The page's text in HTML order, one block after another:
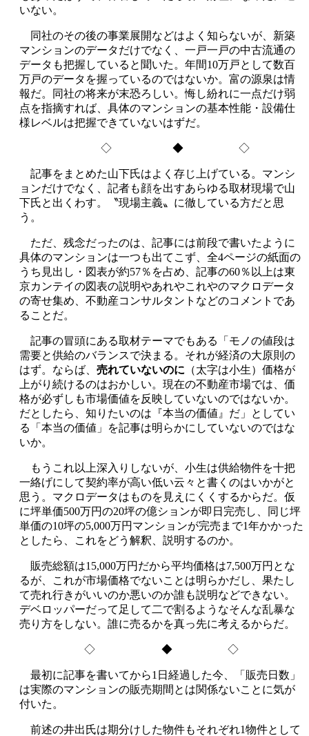
いない。
同社のその後の事業展開などはよく知らないが、新築
マンションのデータだけでなく、一戸一戸の中古流通の
データも把握していると聞いた。年間10万戸として数百
万戸のデータを握っているのではないか。富の源泉は情
報だ。同社の将来が末恐ろしい。悔し紛れに一点だけ弱
点を指摘すれば、具体のマンションの基本性能・設備仕
様レベルは把握できていないはずだ。
◇ ◆ ◇
記事をまとめた山下氏はよく存じ上げている。マンシ
ョンだけでなく、記者も顔を出すあらゆる取材現場で山
下氏と出くわす。〝現場主義〟に徹している方だと思
う。
ただ、残念だったのは、記事には前段で書いたように
具体のマンションは一つも出てこず、全4ページの紙面の
うち見出し・図表が約57％を占め、記事の60％以上は東
京カンテイの図表の説明やあれやこれやのマクロデータ
の寄せ集め、不動産コンサルタントなどのコメントであ
ることだ。
記事の冒頭にある取材テーマでもある「モノの値段は
需要と供給のバランスで決まる。それが経済の大原則の
はず。ならば、 売れていないのに （太字は小生）価格が
上がり続けるのはおかしい。現在の不動産市場では、価
格が必ずしも市場価値を反映していないのではないか。
だとしたら、知りたいのは『本当の価値』だ」としてい
る「本当の価値」を記事は明らかにしていないのではな
いか。
もうこれ以上深入りしないが、小生は供給物件を十把
一絡げにして契約率が高い低い云々と書くのはいかがと
思う。マクロデータはものを見えにくくするからだ。仮
に坪単価500万円の20坪の億ションが即日完売し、同じ坪
単価の10坪の5,000万円マンションが完売まで1年かかった
としたら、これをどう解釈、説明するのか。
販売総額は15,000万円だから平均価格は7,500万円とな
るが、これが市場価格でないことは明らかだし、果たし
て売れ行きがいいのか悪いのか誰も説明などできない。
デベロッパーだって足して二で割るようなそんな乱暴な
売り方をしない。誰に売るかを真っ先に考えるからだ。
◇ ◆ ◇
最初に記事を書いてから1日経過した今、「販売日数」
は実際のマンションの販売期間とは関係ないことに気が
付いた。
前述の井出氏は期分けした物件もそれぞれ1物件として